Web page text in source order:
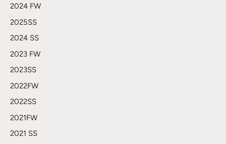
2024 FW
2025SS
2024 SS
2023 FW
2023SS
2022FW
2022SS
2021FW
2021 SS